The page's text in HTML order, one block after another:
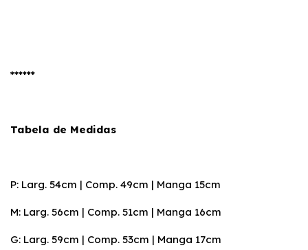
******
Tabela de Medidas
P: Larg. 54cm | Comp. 49cm | Manga 15cm
M: Larg. 56cm | Comp. 51cm | Manga 16cm
G: Larg. 59cm | Comp. 53cm | Manga 17cm